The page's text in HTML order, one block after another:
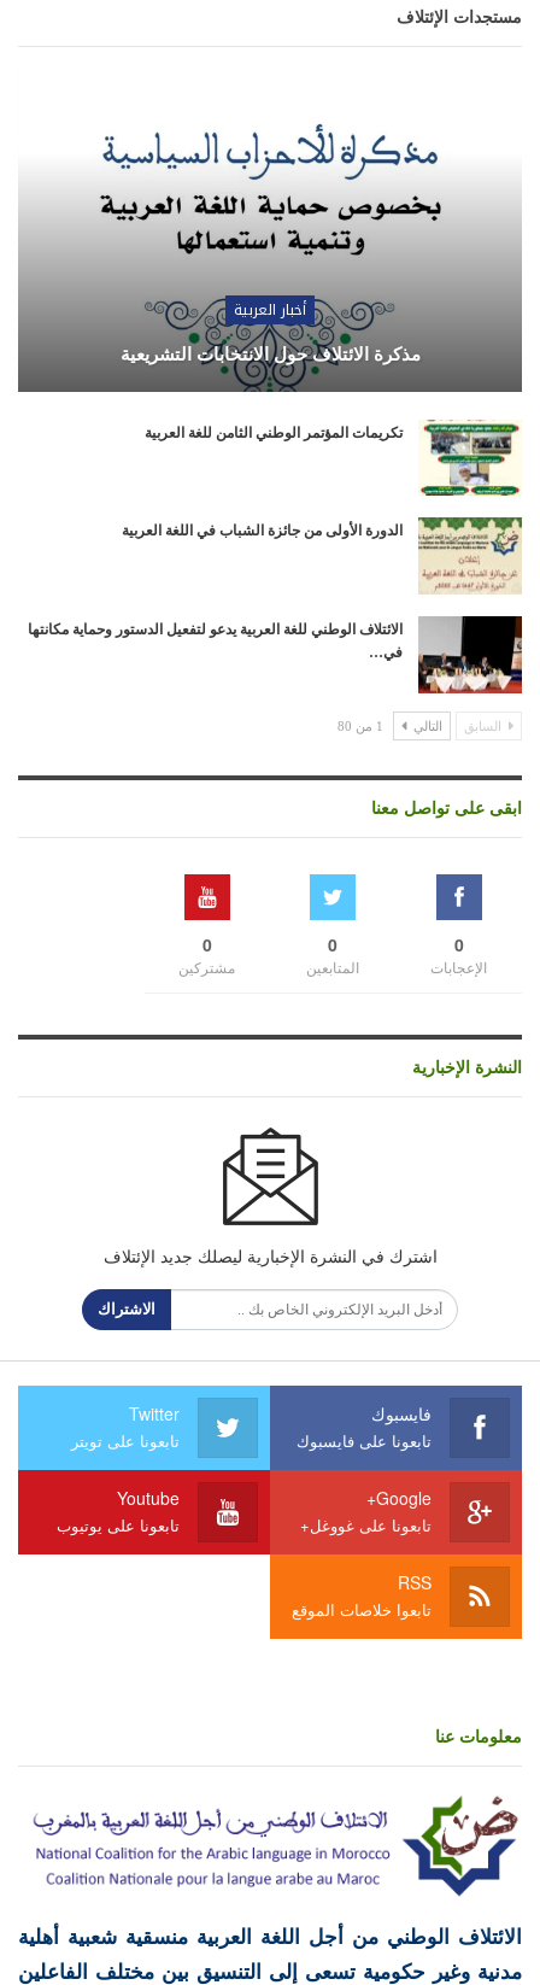
مستجدات الإئتلاف
أخبار العربية
مذكرة الائتلاف حول الانتخابات التشريعية
تكريمات المؤتمر الوطني الثامن للغة العربية
الدورة الأولى من جائزة الشباب في اللغة العربية
الائتلاف الوطني للغة العربية يدعو لتفعيل الدستور وحماية مكانتها
في…
السابق التالي 1 من 80
ابقى على تواصل معنا
0
الإعجابات
0
المتابعين
0
مشتركين
النشرة الإخبارية
اشترك في النشرة الإخبارية ليصلك جديد الإئتلاف
الاشتراك
فايسبوك
تابعونا على فايسبوك
Twitter
تابعونا على تويتر
Google+
تابعونا على غووغل+
Youtube
تابعونا على يوتيوب
RSS
تابعوا خلاصات الموقع
معلومات عنا
الائتلاف الوطني من أجل اللغة العربية منسقية شعبية أهلية
مدنية وغير حكومية تسعى إلى التنسيق بين مختلف الفاعلين